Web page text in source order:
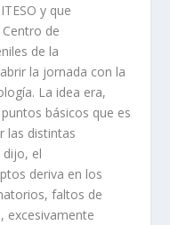
y que
de
de la
la jornada con la
La idea era,
básicos que es
las distintas
dijo, el
deriva en los
faltos de
excesivamente